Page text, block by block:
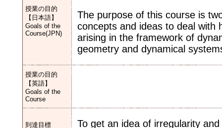
授業の目的
【日本語】
Goals of the
Course(JPN)
The purpose of this course is
concepts and ideas to deal with
arising in the framework of
geometry and dynamical
授業の目的
【英語】
Goals of the
Course
到達目標
To get an idea of irregularity